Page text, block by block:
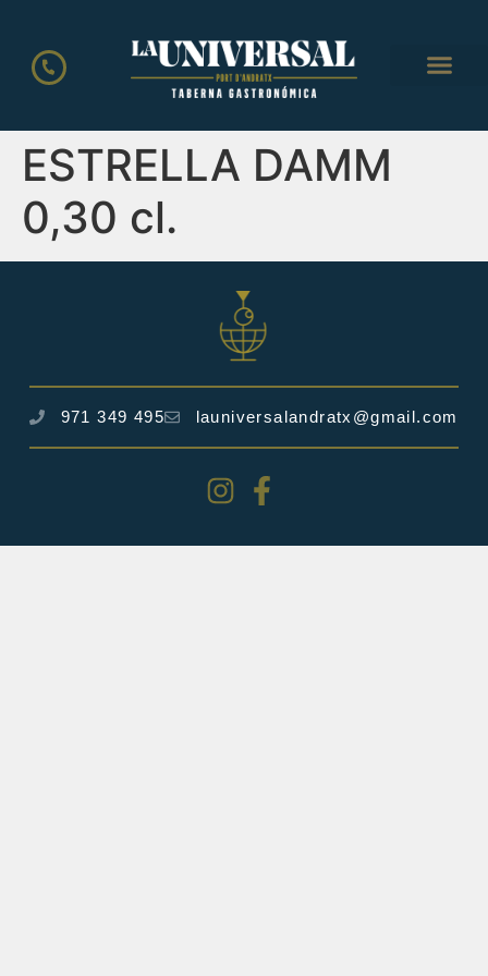
ESTRELLA DAMM
0,30 cl.
971 349 495 launiversalandratx@gmail.com